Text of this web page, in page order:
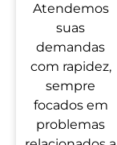
Atendemos
suas
demandas
com rapidez,
sempre
focados em
problemas